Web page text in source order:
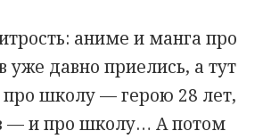
аниме и манга про
уже давно приелись, а тут
про школу — герою 28 лет,
— и про школу… А потом